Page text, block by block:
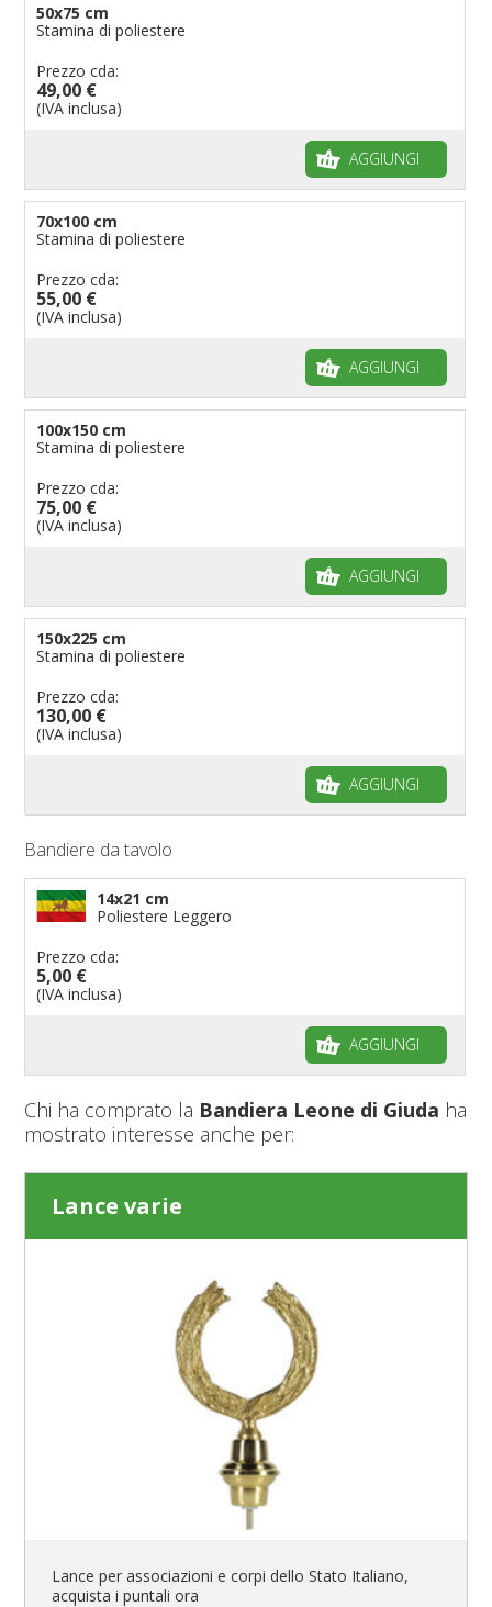
50x75 cm
Stamina di poliestere
Prezzo cda:
49,00 €
(IVA inclusa)
AGGIUNGI
70x100 cm
Stamina di poliestere
Prezzo cda:
55,00 €
(IVA inclusa)
AGGIUNGI
100x150 cm
Stamina di poliestere
Prezzo cda:
75,00 €
(IVA inclusa)
AGGIUNGI
150x225 cm
Stamina di poliestere
Prezzo cda:
130,00 €
(IVA inclusa)
AGGIUNGI
Bandiere da tavolo
14x21 cm
Poliestere Leggero
Prezzo cda:
5,00 €
(IVA inclusa)
AGGIUNGI
Chi ha comprato la Bandiera Leone di Giuda ha
mostrato interesse anche per:
Lance varie
Lance per associazioni e corpi dello Stato Italiano,
acquista i puntali ora